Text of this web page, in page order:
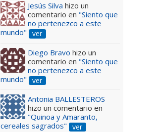
Jesús Silva hizo un
comentario en "Siento que
no pertenezco a este
mundo"
ver
Diego Bravo hizo un
comentario en "Siento que
no pertenezco a este
mundo"
ver
Antonia BALLESTEROS
hizo un comentario en
"Quinoa y Amaranto,
cereales sagrados"
ver